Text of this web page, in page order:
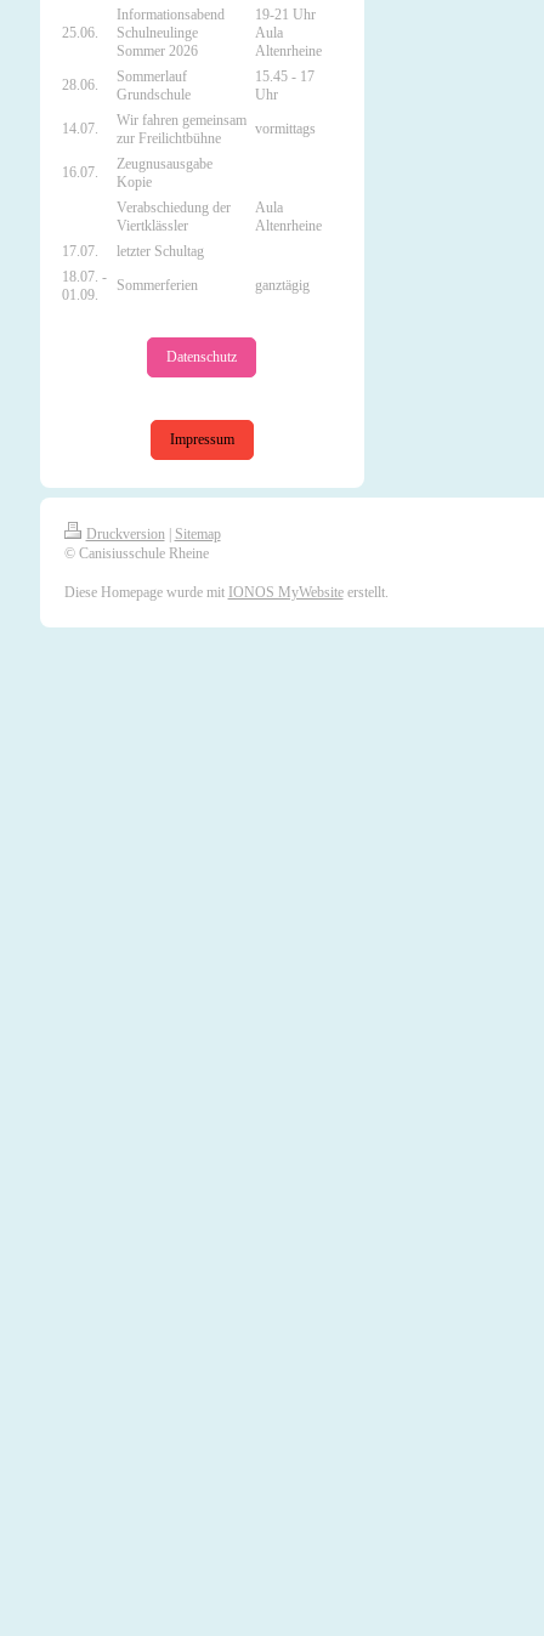
25.06.
Informationsabend
Schulneulinge
Sommer 2026
19-21 Uhr
Aula
Altenrheine
28.06.
Sommerlauf
Grundschule
15.45 - 17
Uhr
14.07.
Wir fahren gemeinsam
zur Freilichtbühne
vormittags
16.07.
Zeugnusausgabe
Kopie
Verabschiedung der
Viertklässler
Aula
Altenrheine
17.07.
letzter Schultag
18.07. -
01.09.
Sommerferien ganztägig
Datenschutz
Impressum
Druckversion
Sitemap
© Canisiusschule Rheine
Diese Homepage wurde mit IONOS MyWebsiteerstellt.